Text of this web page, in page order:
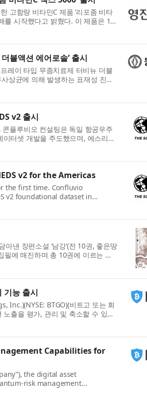
고함량 비타민C 제품 ‘리포좀 비타
를 시작했다고 밝혔다. 이 제품은 1
블액션 에어로솔’ 출시
레이 타입 무좀치료제 터비뉴 더블
상균에 의해 발생하는 표재성 진균
v2 출시
플루비오 컨설팅은 독일 항공우주
터셋 개발을 주도했으며, 에스리의
v2 for the Americas
the first time. Confluvio
v2 foundational dataset in
and...
낸 장편소설 ‘남강’(전 10권, 좋은땅
에 매진하며 총 10권에 이르는 대
기능 출시
Inc.)(NYSE: BTGO)(비트고 또는 회
출을 평가, 관리 및 축소할 수 있도
Capabilities for
the digital asset
risk management